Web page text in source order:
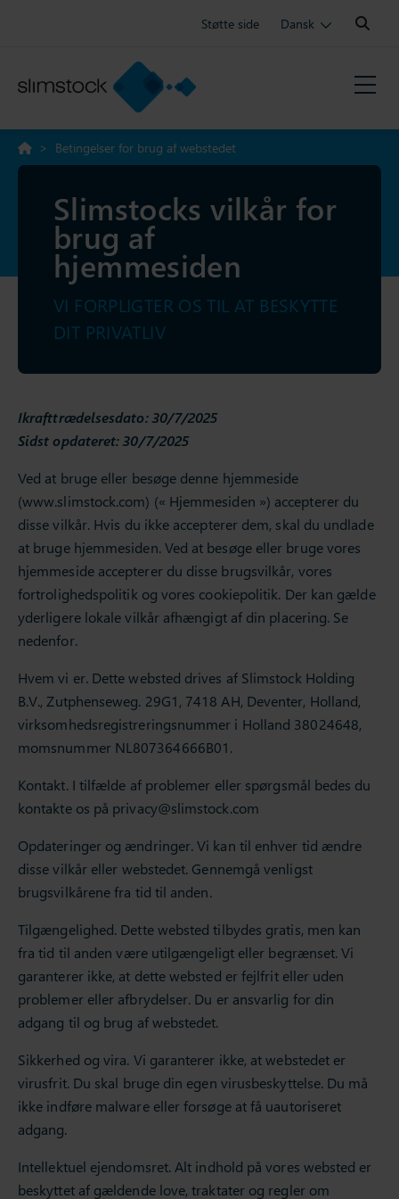
Støtte side Dansk
Search:
> Betingelser for brug af webstedet
Slimstocks vilkår for
brug af
hjemmesiden
VI FORPLIGTER OS TIL AT BESKYTTE
DIT PRIVATLIV
Ikrafttrædelsesdato: 30/7/2025
Sidst opdateret: 30/7/2025
Ved at bruge eller besøge denne hjemmeside
(www.slimstock.com) (« Hjemmesiden ») accepterer du
disse vilkår. Hvis du ikke accepterer dem, skal du undlade
at bruge hjemmesiden. Ved at besøge eller bruge vores
hjemmeside accepterer du disse brugsvilkår, vores
fortrolighedspolitik og vores cookiepolitik. Der kan gælde
yderligere lokale vilkår afhængigt af din placering. Se
nedenfor.
Hvem vi er. Dette websted drives af Slimstock Holding
B.V., Zutphenseweg. 29G1, 7418 AH, Deventer, Holland,
virksomhedsregistreringsnummer i Holland 38024648,
momsnummer NL807364666B01.
Kontakt. I tilfælde af problemer eller spørgsmål bedes du
kontakte os på privacy@slimstock.com
Opdateringer og ændringer. Vi kan til enhver tid ændre
disse vilkår eller webstedet. Gennemgå venligst
brugsvilkårene fra tid til anden.
Tilgængelighed. Dette websted tilbydes gratis, men kan
fra tid til anden være utilgængeligt eller begrænset. Vi
garanterer ikke, at dette websted er fejlfrit eller uden
problemer eller afbrydelser. Du er ansvarlig for din
adgang til og brug af webstedet.
Sikkerhed og vira. Vi garanterer ikke, at webstedet er
virusfrit. Du skal bruge din egen virusbeskyttelse. Du må
ikke indføre malware eller forsøge at få uautoriseret
adgang.
Intellektuel ejendomsret. Alt indhold på vores websted er
beskyttet af gældende love, traktater og regler om